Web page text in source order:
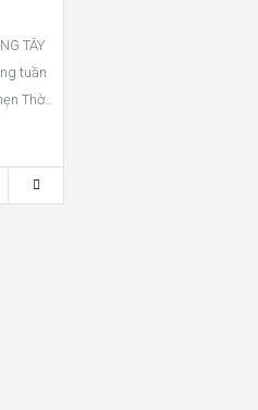
TÂY
tuần
Thời